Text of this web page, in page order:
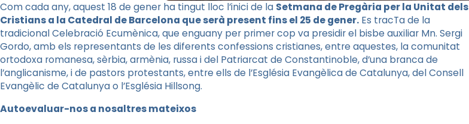
Com cada any, aquest 18 de gener ha tingut lloc l’inici de la Setmana de Pregària per la Unitat dels
Cristians a la Catedral deBarcelona que serà present fins el 25 de gener. Es tracTa de la
tradicional Celebració Ecumènica, que enguany per primer cop va presidir el bisbe auxiliar Mn. Sergi
Gordo, amb els representants de les diferents confessions cristianes, entre aquestes, la comunitat
ortodoxa romanesa, sèrbia, armènia, russa i del Patriarcat de Constantinoble, d’una branca de
l’anglicanisme, i de pastors protestants, entre ells de l’Església Evangèlica de Catalunya, del Consell
Evangèlic de Catalunya o l’Església Hillsong.
Autoevaluar-nos a nosaltres mateixos